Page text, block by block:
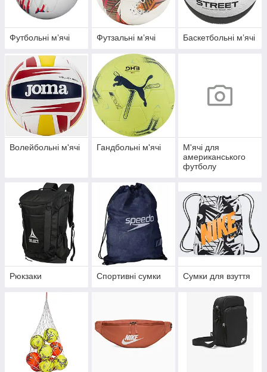
Футбольні мʼячі Футзальні мʼячі Баскетбольні мʼячі
Волейбольні м'ячі Гандбольні м'ячі
М'ячі для
американського
футболу
Рюкзаки Спортивні сумки Сумки для взуття